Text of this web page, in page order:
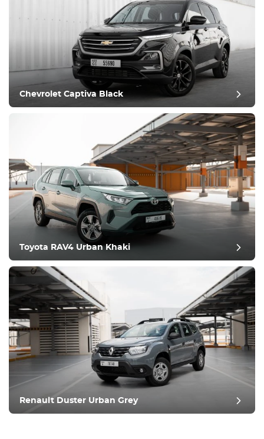
recensione del post
Chevrolet Captiva Black
Toyota RAV4 Urban Khaki
Renault Duster Urban Grey